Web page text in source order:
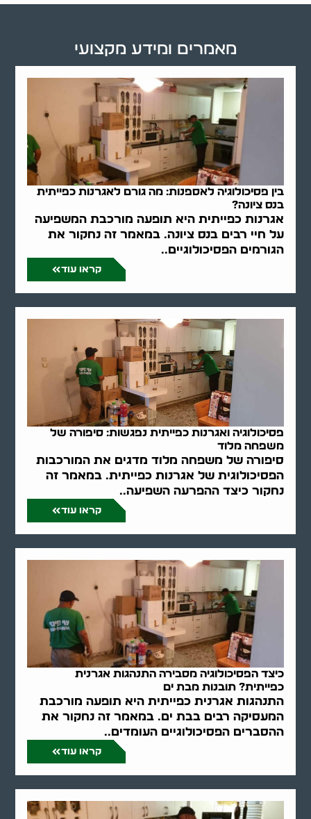
בין פסיכולוגיה לאספנות: מה גורם לאגרנות כפייתית
בנס ציונה?
אגרנות כפייתית היא תופעה מורכבת המשפיעה
על חיי רבים בנס ציונה. במאמר זה נחקור את
הגורמים הפסיכולוגיים..
קראו עוד
פסיכולוגיה ואגרנות כפייתית נפגשות: סיפורה של
משפחה מלוד
סיפורה של משפחה מלוד מדגים את המורכבות
הפסיכולוגית של אגרנות כפייתית. במאמר זה
נחקור כיצד ההפרעה השפיעה..
קראו עוד
כיצד הפסיכולוגיה מסבירה התנהגות אגרנית
כפייתית? תובנות מבת ים
התנהגות אגרנית כפייתית היא תופעה מורכבת
המעסיקה רבים בבת ים. במאמר זה נחקור את
ההסברים הפסיכולוגיים העומדים..
קראו עוד
מאמרים ומידע מקצועי